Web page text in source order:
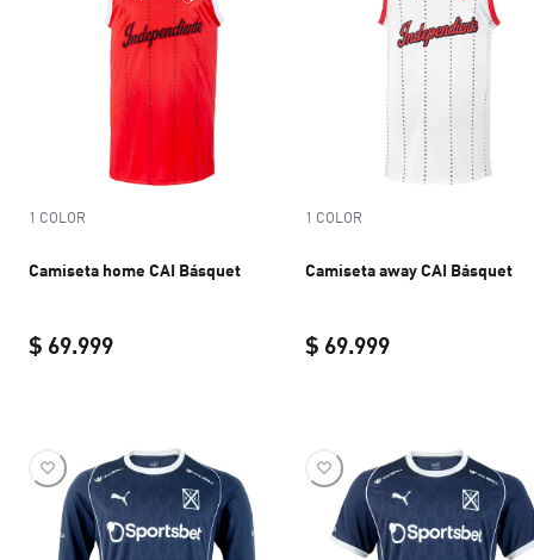
1 COLOR
Camiseta home CAI Básquet
$ 69.999
1 COLOR
Camiseta away CAI Básquet
$ 69.999